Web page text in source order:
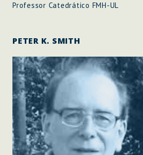
Professor Catedrático FMH-UL
PETER K. SMITH